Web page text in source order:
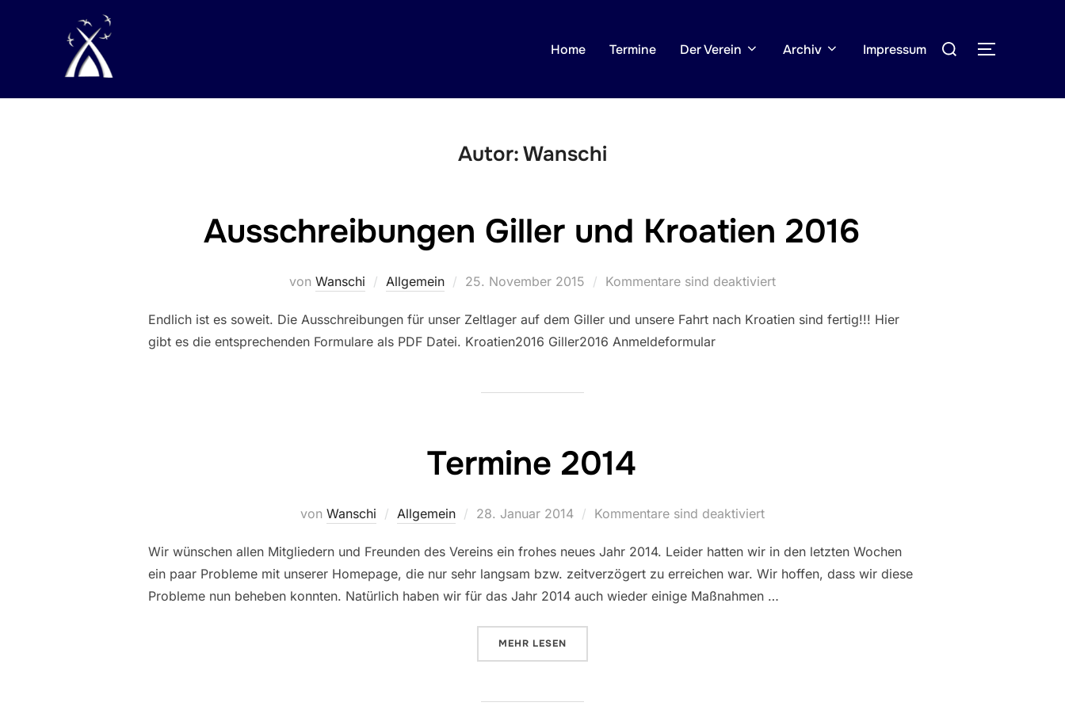
Home Termine Der Verein Archiv Impressum
Suchen
Autor:Wanschi
Ausschreibungen Giller und Kroatien 2016
von Wanschi Allgemein
Veröffentlicht
25. November 2015 Kommentare sind deaktiviert
Endlich ist es soweit. Die Ausschreibungen für unser Zeltlager auf dem Giller und unsere Fahrt nach Kroatien sind fertig!!! Hier
gibt es die entsprechenden Formulare als PDF Datei. Kroatien2016 Giller2016 Anmeldeformular
Termine 2014
von Wanschi Allgemein
Veröffentlicht
28. Januar 2014 Kommentare sind deaktiviert
Wir wünschen allen Mitgliedern und Freunden des Vereins ein frohes neues Jahr 2014. Leider hatten wir in den letzten Wochen
ein paar Probleme mit unserer Homepage, die nur sehr langsam bzw. zeitverzögert zu erreichen war. Wir hoffen, dass wir diese
Probleme nun beheben konnten. Natürlich haben wir für das Jahr 2014 auch wieder einige Maßnahmen …
MEHR ÜBER „TERMINE 2014“
LESEN